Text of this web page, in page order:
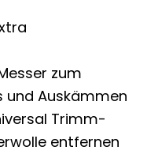
zum
und Auskämmen
Trimm-
entfernen